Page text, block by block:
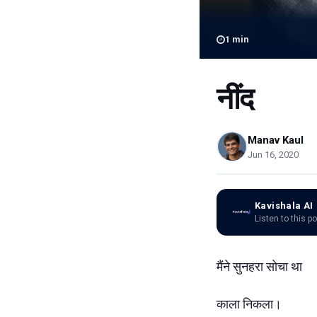
1 min
नींद
Manav Kaul
Jun 16, 2020
Kavishala AI
Listen to this
मैंने सुनहरा सोचा था
काला निकला।